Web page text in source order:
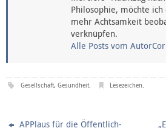
Philosophie, möchte
mehr Achtsamkeit
verknüpfen.
Alle Posts vom
Gesellschaft,Gesundheit. Lesezeichen.
APPlaus für die Öffentlich-